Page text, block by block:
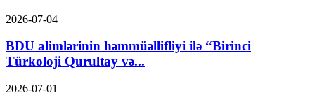
2026-07-04
BDU alimlərinin həmmüəllifliyi ilə “Birinci
Türkoloji Qurultay və...
2026-07-01